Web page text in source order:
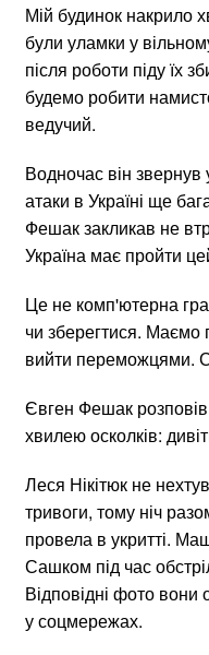
Мій будинок накрило
були уламки у
після роботи піду їх
будемо робити
ведучий.
Водночас він
атаки в Україні ще
Фешак закликав не
Україна має пройти
Це не комп'ютерна
чи зберегтися. Маємо
вийти переможцями.
Євген Фешак
хвилею осколків:
Леся Нікітюк не
тривоги, тому ніч
провела в укритті.
Сашком під час
Відповідні фото вони
у соцмережах.